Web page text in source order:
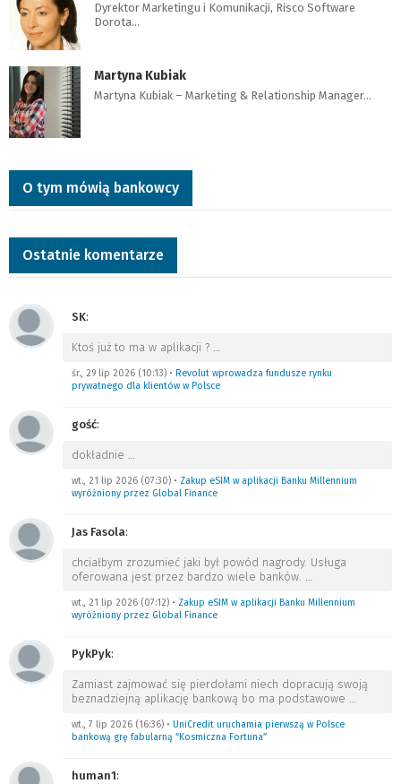
Dyrektor Marketingu i Komunikacji, Risco Software
Dorota…
Martyna Kubiak
Martyna Kubiak – Marketing & Relationship Manager…
O tym mówią bankowcy
Ostatnie komentarze
SK:
Ktoś już to ma w aplikacji ? …
śr., 29 lip 2026 (10:13) • Revolut wprowadza fundusze rynku
prywatnego dla klientów w Polsce
gość:
dokładnie …
wt., 21 lip 2026 (07:30) • Zakup eSIM w aplikacji Banku Millennium
wyróżniony przez Global Finance
Jas Fasola:
chciałbym zrozumieć jaki był powód nagrody. Usługa
oferowana jest przez bardzo wiele banków. …
wt., 21 lip 2026 (07:12) • Zakup eSIM w aplikacji Banku Millennium
wyróżniony przez Global Finance
PykPyk:
Zamiast zajmować się pierdołami niech dopracują swoją
beznadziejną aplikację bankową bo ma podstawowe …
wt., 7 lip 2026 (16:36) • UniCredit uruchamia pierwszą w Polsce
bankową grę fabularną “Kosmiczna Fortuna”
human1: